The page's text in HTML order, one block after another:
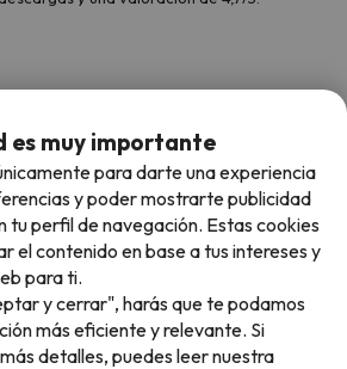
clientes
es muy importante
para darte una experiencia
y poder mostrarte publicidad
tu perfil de navegación. Estas cookies
el contenido en base a tus intereses y
para ti.
y cerrar", harás que te podamos
más eficiente y relevante. Si
detalles, puedes leer nuestra